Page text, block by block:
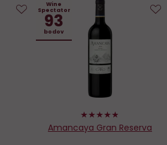
obľúbených
Wine
Spectator
93
bodov
96%
Amancaya Gran Reserva